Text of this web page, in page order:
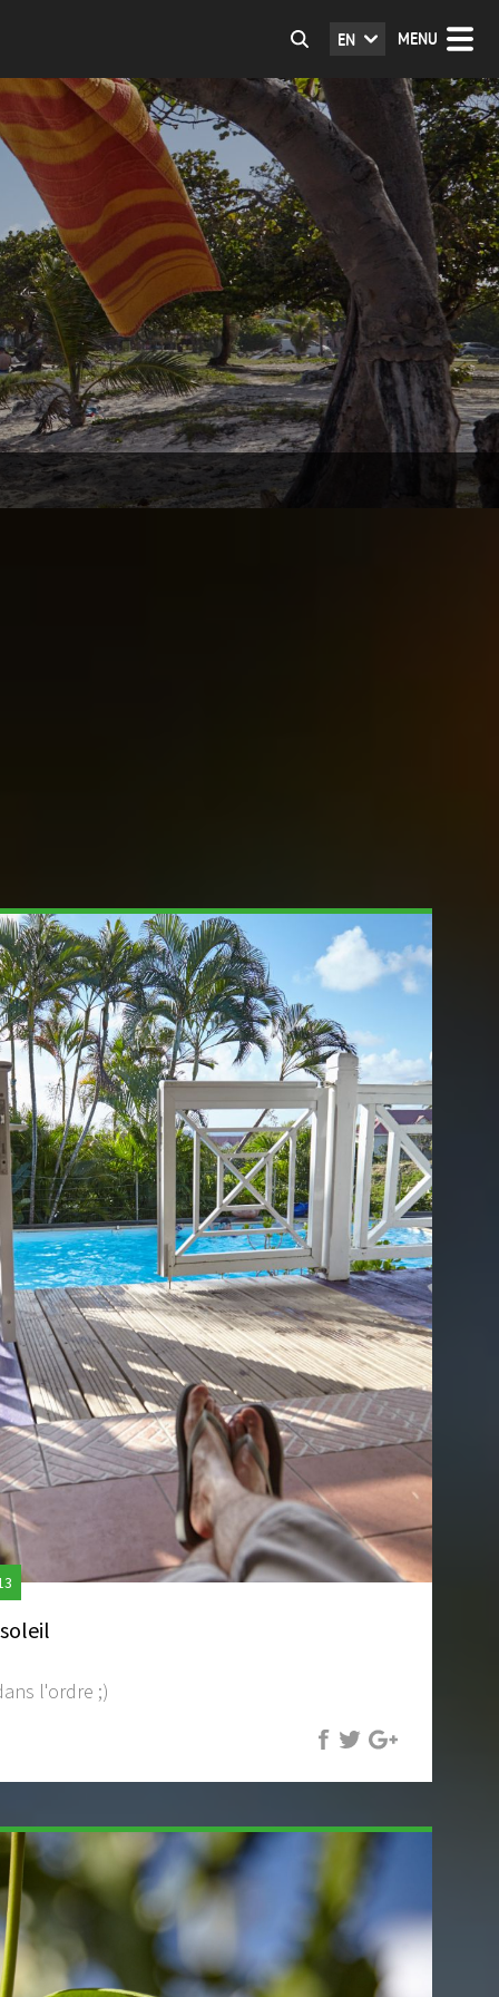
MENU
EN
l'ordre ;)